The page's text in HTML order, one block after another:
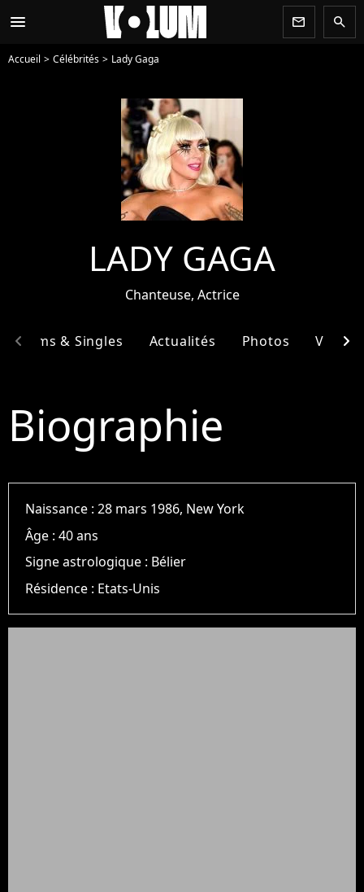
menu newsletter search
Accueil Célébrités Lady Gaga
LADY GAGA
Chanteuse, Actrice
Albums & Singles Actualités Photos Vidéos
chevron_left chevron_right
Biographie
Naissance :28 mars 1986, New York
Âge :40 ans
Signe astrologique : Bélier
Résidence : Etats-Unis